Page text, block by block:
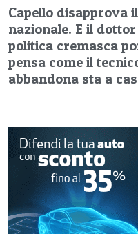
Capello disapprova
nazionale. E il
politica cremasca
pensa come il
abbandona sta a